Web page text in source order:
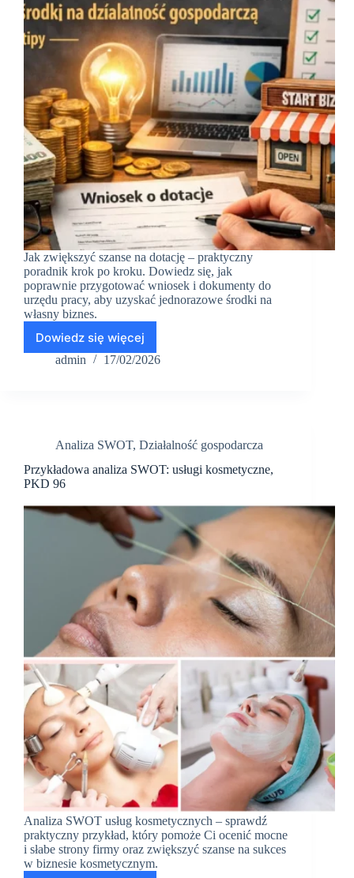
Jak zwiększyć szanse na dotację – praktyczny
poradnik krok po kroku. Dowiedz się, jak
poprawnie przygotować wniosek i dokumenty do
urzędu pracy, aby uzyskać jednorazowe środki na
własny biznes.
Dowiedz się więcej
Jak
zwiększyć
na
własny
biznes
praktyczne
wskazówki
admin 17/02/2026
Analiza SWOT, Działalność gospodarcza
Przykładowa analiza SWOT: usługi kosmetyczne,
PKD 96
Analiza SWOT usług kosmetycznych – sprawdź
praktyczny przykład, który pomoże Ci ocenić mocne
i słabe strony firmy oraz zwiększyć szanse na sukces
w biznesie kosmetycznym.